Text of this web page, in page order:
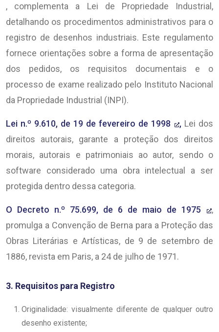
, complementa a Lei de Propriedade Industrial,
detalhando os procedimentos administrativos para o
registro de desenhos industriais. Este regulamento
fornece orientações sobre a forma de apresentação
dos pedidos, os requisitos documentais e o
processo de exame realizado pelo Instituto Nacional
da Propriedade Industrial (INPI).
Lei n.º 9.610, de 19 de fevereiro de 1998 , Lei dos
direitos autorais, garante a proteção dos direitos
morais, autorais e patrimoniais ao autor, sendo o
software considerado uma obra intelectual a ser
protegida dentro dessa categoria.
O Decreto n.º 75.699, de 6 de maio de 1975
,
promulga a Convenção de Berna para a Proteção das
Obras Literárias e Artísticas, de 9 de setembro de
1886, revista em Paris, a 24 de julho de 1971.
3. Requisitos para Registro
Originalidade: visualmente diferente de qualquer outro
desenho existente;